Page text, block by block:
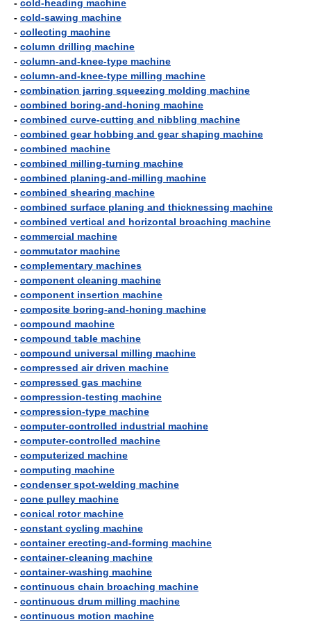
- cold-heading machine
- cold-sawing machine
- collecting machine
- column drilling machine
- column-and-knee-type machine
- column-and-knee-type milling machine
- combination jarring squeezing molding machine
- combined boring-and-honing machine
- combined curve-cutting and nibbling machine
- combined gear hobbing and gear shaping machine
- combined machine
- combined milling-turning machine
- combined planing-and-milling machine
- combined shearing machine
- combined surface planing and thicknessing machine
- combined vertical and horizontal broaching machine
- commercial machine
- commutator machine
- complementary machines
- component cleaning machine
- component insertion machine
- composite boring-and-honing machine
- compound machine
- compound table machine
- compound universal milling machine
- compressed air driven machine
- compressed gas machine
- compression-testing machine
- compression-type machine
- computer-controlled industrial machine
- computer-controlled machine
- computerized machine
- computing machine
- condenser spot-welding machine
- cone pulley machine
- conical rotor machine
- constant cycling machine
- container erecting-and-forming machine
- container-cleaning machine
- container-washing machine
- continuous chain broaching machine
- continuous drum milling machine
- continuous motion machine